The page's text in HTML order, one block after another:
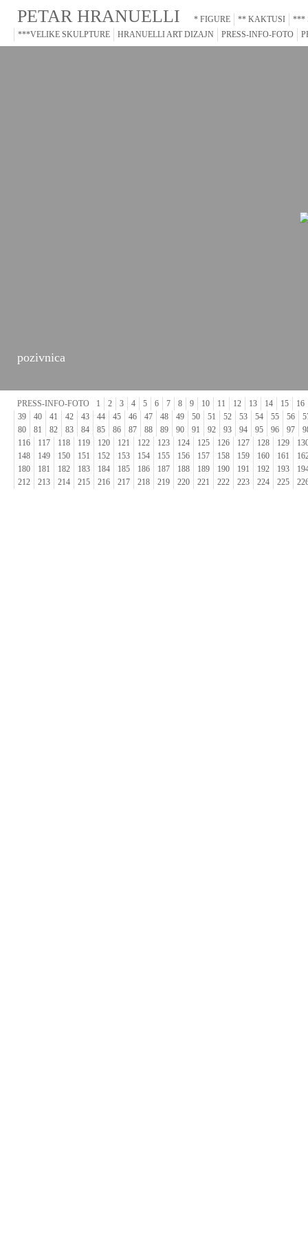
PETAR HRANUELLI * FIGURE ** KAKTUSI
***
***VELIKE SKULPTURE
HRANUELLI ART DIZAJN PRESS-INFO-FOTO
pozivnica
PRESS-INFO-FOTO 1 2 3 4 5 6 7 8 9 10 11 12 13 14 15
16
39
40 41 42 43 44 45 46 47 48 49 50 51 52 53 54 55 56
80
81 82 83 84 85 86 87 88 89 90 91 92 93 94 95 96 97
116
117 118 119 120 121 122 123 124 125 126 127 128 129
148
149 150 151 152 153 154 155 156 157 158 159 160 161
180
181 182 183 184 185 186 187 188 189 190 191 192 193
212
213 214 215 216 217 218 219 220 221 222 223 224 225